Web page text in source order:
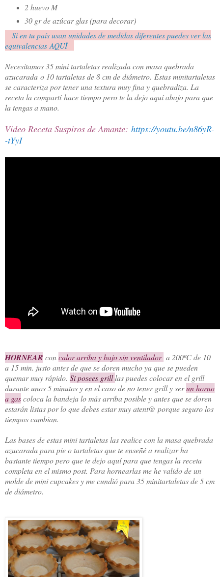
2 huevo M
30 gr de azúcar glas (para decorar)
Si en tu país usan unidades de medidas diferentes puedes ver las
equivalencias AQUÍ
Necesitamos 35 mini tartaletas realizada con masa quebrada
azucarada o 10 tartaletas de 8 cm de diámetro. Estas minitartaletas
se caracteriza por tener una textura muy fina y quebradiza. La
receta la compartí hace tiempo pero te la dejo aquí abajo para que
la tengas a mano.
Video Receta Suspiros de Amante: https://youtu.be/n86yR-
-tYyI
HORNEAR concalor arriba y bajo sin ventilador a 200ºC de 10
a 15 min. justo antes de que se doren mucho ya que se pueden
quemar muy rápido. Si posees grilllas puedes colocar en el grill
durante unos 5 minutos y en el caso de no tener grill y serun horno
a gascoloca la bandeja lo más arriba posible y antes que se doren
estarán listas por lo que debes estar muy atent@ porque seguro los
tiempos cambian.
Las bases de estas mini tartaletas las realice con la masa quebrada
azucarada para pie o tartaletas que te enseñé a realizar ha
bastante tiempo pero que te dejo aquí para que tengas la receta
completa en el mismo post. Para hornearlas me he valido de un
molde de mini cupcakes y me cundió para 35 minitartaletas de 5 cm
de diámetro.